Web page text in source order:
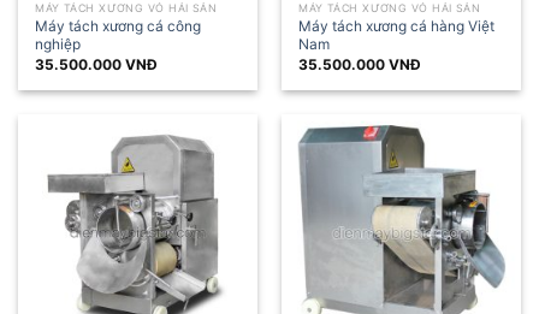
MÁY TÁCH XƯƠNG VỎ HẢI SẢN
Máy tách xương cá công
nghiệp
35.500.000VNĐ
MÁY TÁCH XƯƠNG VỎ HẢI SẢN
Máy tách xương cá hàng Việt
Nam
35.500.000VNĐ